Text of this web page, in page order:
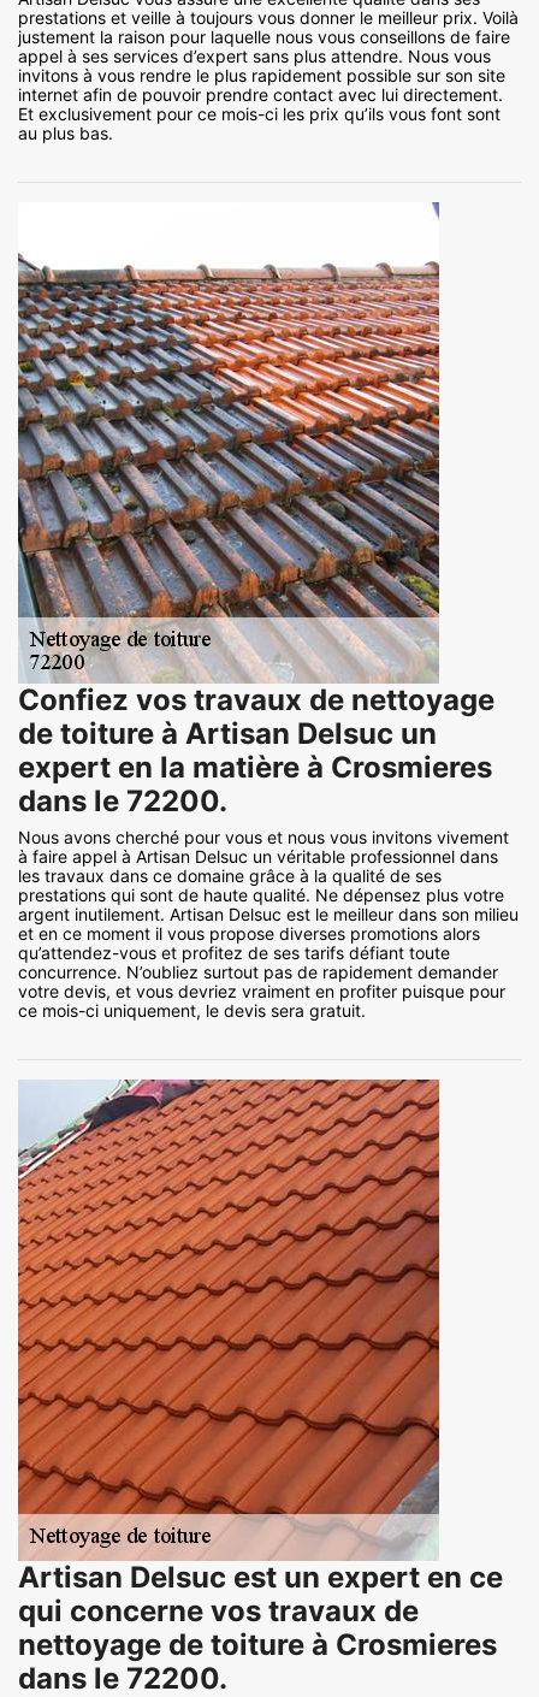
prestations et veille à toujours vous donner le meilleur prix. Voilà
justement la raison pour laquelle nous vous conseillons de faire
appel à ses services d’expert sans plus attendre. Nous vous
invitons à vous rendre le plus rapidement possible sur son site
internet afin de pouvoir prendre contact avec lui directement.
Et exclusivement pour ce mois-ci les prix qu’ils vous font sont
au plus bas.
Confiez vos travaux de nettoyage
de toiture à Artisan Delsuc un
expert en la matière à Crosmieres
dans le 72200.
Nous avons cherché pour vous et nous vous invitons vivement
à faire appel à Artisan Delsuc un véritable professionnel dans
les travaux dans ce domaine grâce à la qualité de ses
prestations qui sont de haute qualité. Ne dépensez plus votre
argent inutilement. Artisan Delsuc est le meilleur dans son milieu
et en ce moment il vous propose diverses promotions alors
qu’attendez-vous et profitez de ses tarifs défiant toute
concurrence. N’oubliez surtout pas de rapidement demander
votre devis, et vous devriez vraiment en profiter puisque pour
ce mois-ci uniquement, le devis sera gratuit.
Artisan Delsuc est un expert en ce
qui concerne vos travaux de
nettoyage de toiture à Crosmieres
dans le 72200.